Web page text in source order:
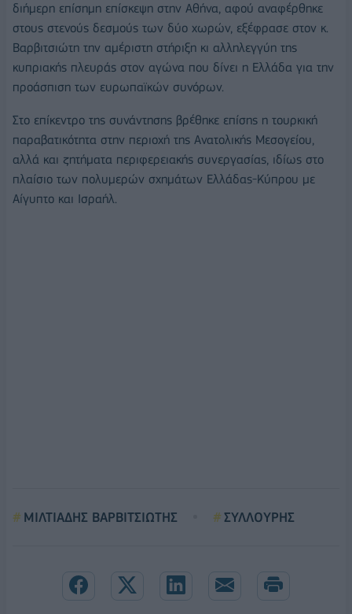
διήμερη επίσημη επίσκεψη στην Αθήνα, αφού αναφέρθηκε
στους στενούς δεσμούς των δύο χωρών, εξέφρασε στον κ.
Βαρβιτσιώτη την αμέριστη στήριξη κι αλληλεγγύη της
κυπριακής πλευράς στον αγώνα που δίνει η Ελλάδα για την
προάσπιση των ευρωπαϊκών συνόρων.
Στο επίκεντρο της συνάντησης βρέθηκε επίσης η τουρκική
παραβατικότητα στην περιοχή της Ανατολικής Μεσογείου,
αλλά και ζητήματα περιφερειακής συνεργασίας, ιδίως στο
πλαίσιο των πολυμερών σχημάτων Ελλάδας-Κύπρου με
Αίγυπτο και Ισραήλ.
ΜΙΛΤΙΑΔΗΣ ΒΑΡΒΙΤΣΙΩΤΗΣ ΣΥΛΛΟΥΡΗΣ